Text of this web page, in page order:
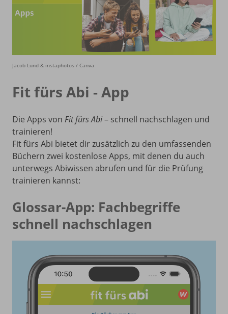
Jacob Lund & instaphotos / Canva
Fit fürs Abi - App
Die Apps von Fit fürs Abi– schnell nachschlagen und
trainieren!
Fit fürs Abi bietet dir zusätzlich zu den umfassenden
Büchern zwei kostenlose Apps, mit denen du auch
unterwegs Abiwissen abrufen und für die Prüfung
trainieren kannst:
Glossar-App: Fachbegriffe
schnell nachschlagen